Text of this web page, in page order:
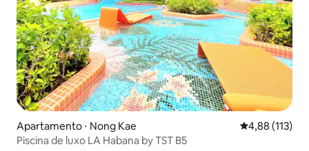
Apartamento ⋅ Nong Kae 4,88 de uma
4,88 (113)
Piscina de luxo LA Habana by TST B5